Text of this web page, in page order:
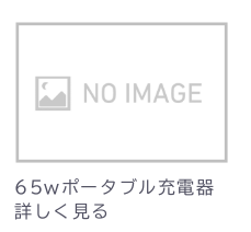
65wポータブル充電器
詳しく見る